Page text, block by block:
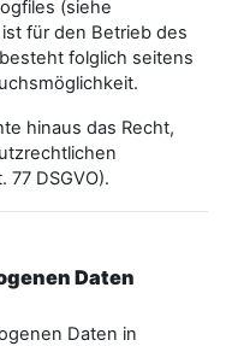
(siehe
für den Betrieb des
folglich seitens
hinaus das Recht,
DSGVO).
Daten
Daten in